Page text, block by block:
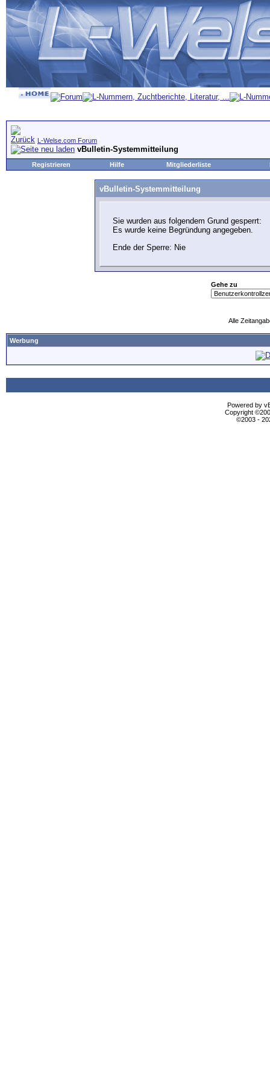
L-Welse.com Forum
vBulletin-Systemmitteilung
Registrieren Hilfe Mitgliederliste
vBulletin-Systemmitteilung
Sie wurden aus folgendem Grund gesperrt:
Es wurde keine Begründung angegeben.
Ende der Sperre: Nie
Gehe zu
Alle
Werbung
Powered by
Copyright
©2003 -